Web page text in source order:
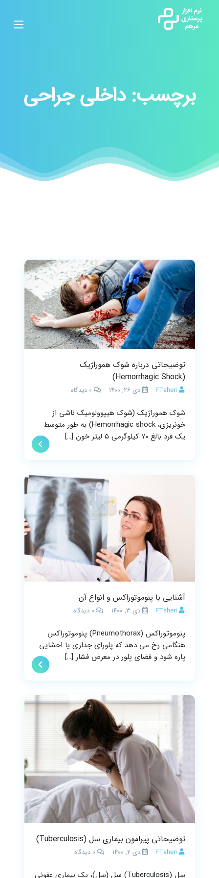
برچسب:داخلی جراحی
توضیحاتی درباره شوک هموراژیک
(Hemorrhagic Shock)
FTaheri دی ۲۶, ۱۴۰۰ 0 دیدگاه
شوک هموراژیک (شوک هیپوولومیک ناشی از
خونریزی، Hemorrhagic shock) به طور متوسط
یک فرد بالغ ۷۰ کیلوگرمی ۵ لیتر خون […]
آشنایی با پنوموتوراکس و انواع آن
FTaheri دی ۳, ۱۴۰۰ 0 دیدگاه
پنوموتوراکس (Pneumothorax) پنوموتوراکس
هنگامی رخ می دهد که پلورای جداری یا احشایی
پاره شود و فضای پلور در معرض فشار […]
توضیحاتی پیرامون بیماری سل (Tuberculosis)
FTaheri دی ۲, ۱۴۰۰ 0 دیدگاه
سل (Tuberculosis) سل (سل)، یک بیماری عفونی